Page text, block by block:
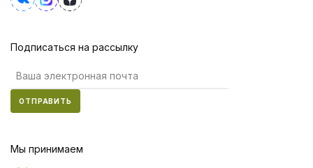
Подписаться на рассылку
ОТПРАВИТЬ
Мы принимаем